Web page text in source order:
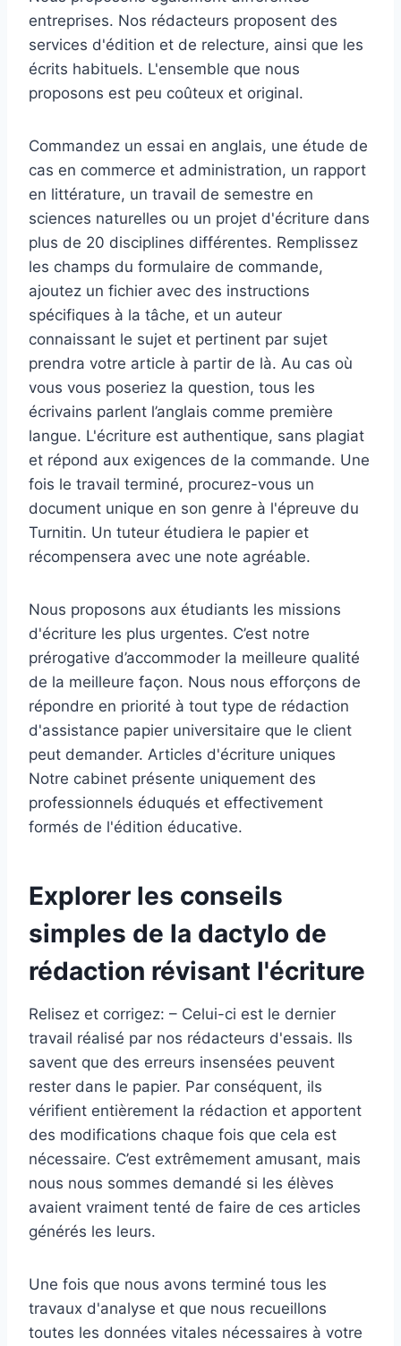
entreprises. Nos rédacteurs proposent des
services d'édition et de relecture, ainsi que les
écrits habituels. L'ensemble que nous
proposons est peu coûteux et original.
Commandez un essai en anglais, une étude de
cas en commerce et administration, un rapport
en littérature, un travail de semestre en
sciences naturelles ou un projet d'écriture dans
plus de 20 disciplines différentes. Remplissez
les champs du formulaire de commande,
ajoutez un fichier avec des instructions
spécifiques à la tâche, et un auteur
connaissant le sujet et pertinent par sujet
prendra votre article à partir de là. Au cas où
vous vous poseriez la question, tous les
écrivains parlent l’anglais comme première
langue. L'écriture est authentique, sans plagiat
et répond aux exigences de la commande. Une
fois le travail terminé, procurez-vous un
document unique en son genre à l'épreuve du
Turnitin. Un tuteur étudiera le papier et
récompensera avec une note agréable.
Nous proposons aux étudiants les missions
d'écriture les plus urgentes. C’est notre
prérogative d’accommoder la meilleure qualité
de la meilleure façon. Nous nous efforçons de
répondre en priorité à tout type de rédaction
d'assistance papier universitaire que le client
peut demander. Articles d'écriture uniques
Notre cabinet présente uniquement des
professionnels éduqués et effectivement
formés de l'édition éducative.
Explorer les conseils
simples de la dactylo de
rédaction révisant l'écriture
Relisez et corrigez: – Celui-ci est le dernier
travail réalisé par nos rédacteurs d'essais. Ils
savent que des erreurs insensées peuvent
rester dans le papier. Par conséquent, ils
vérifient entièrement la rédaction et apportent
des modifications chaque fois que cela est
nécessaire. C’est extrêmement amusant, mais
nous nous sommes demandé si les élèves
avaient vraiment tenté de faire de ces articles
générés les leurs.
Une fois que nous avons terminé tous les
travaux d'analyse et que nous recueillons
toutes les données vitales nécessaires à votre